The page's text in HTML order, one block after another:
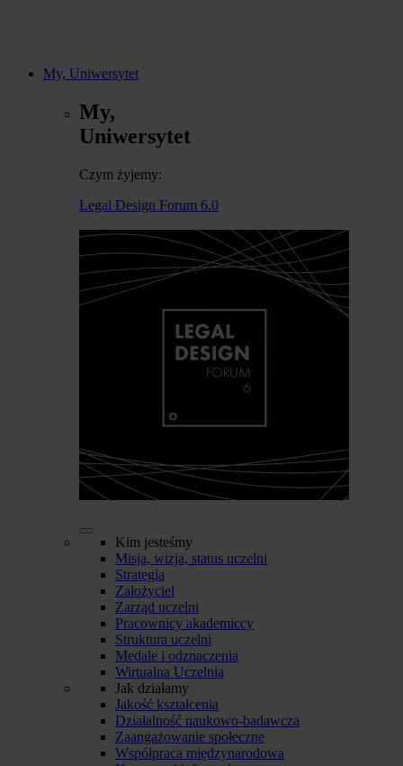
My, Uniwersytet
My,
Uniwersytet
Czym żyjemy:
Legal Design Forum 6.0
Kim jesteśmy
Misja, wizja, status uczelni
Strategia
Założyciel
Zarząd uczelni
Pracownicy akademiccy
Struktura uczelni
Medale i odznaczenia
Wirtualna Uczelnia
Jak działamy
Jakość kształcenia
Działalność naukowo-badawcza
Zaangażowanie społeczne
Współpraca międzynarodowa